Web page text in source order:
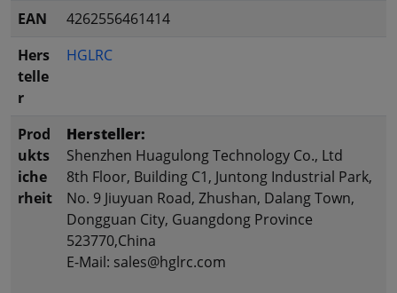
EAN
4262556461414
Hers
telle
r
HGLRC
Prod
ukts
iche
rheit
Hersteller:
Shenzhen Huagulong Technology Co., Ltd
8th Floor, Building C1, Juntong Industrial Park,
No. 9 Jiuyuan Road, Zhushan, Dalang Town,
Dongguan City, Guangdong Province
523770,China
E-Mail: sales@hglrc.com